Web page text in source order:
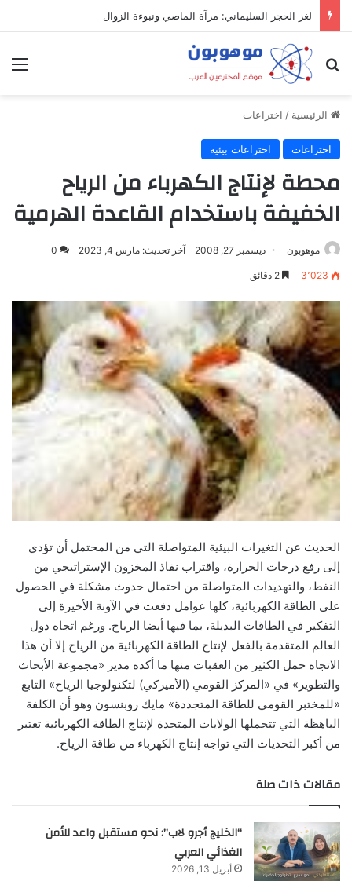
لغز الحجر السليماني: مرآة الماضي ونبوءة الزوال
بحث عن
الرئيسية / اختراعات
اختراعات اختراعات بيئية
محطة لإنتاج الكهرباء من الرياح
الخفيفة باستخدام القاعدة الهرمية
موهوبون ديسمبر 27, 2008 آخر تحديث: مارس 4, 2023 0
3٬023
الحديث عن التغيرات البيئية المتواصلة التي من المحتمل أن تؤدي
إلى رفع درجات الحرارة، واقتراب نفاذ المخزون الإستراتيجي من
النفط، والتهديدات المتواصلة من احتمال حدوث مشكلة في الحصول
على الطاقة الكهربائية، كلها عوامل دفعت في الآونة الأخيرة إلى
التفكير في الطاقات البديلة، بما فيها أيضا الرياح. ورغم اتجاه دول
العالم المتقدمة بالفعل لإنتاج الطاقة الكهربائية من الرياح إلا أن هذا
الاتجاه حمل الكثير من العقبات منها ما أكده مدير «مجموعة الأبحاث
والتطوير» في «المركز القومي (الأميركي) لتكنولوجيا الرياح» التابع
«للمختبر القومي للطاقة المتجددة» مايك روبنسون وهو أن الكلفة
الباهظة التي تتحملها الولايات المتحدة لإنتاج الطاقة الكهربائية تعتبر
من أكبر التحديات التي تواجه إنتاج الكهرباء من طاقة الرياح.
مقالات ذات صلة
“الخليج أجرو لاب”: نحو مستقبل واعد للأمن
الغذائي العربي
أبريل 13, 2026